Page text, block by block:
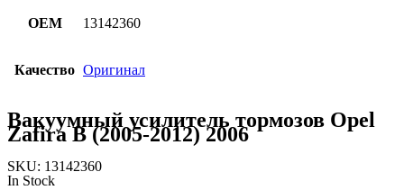
OEM 13142360
Качество Оригинал
Вакуумный усилитель тормозов Opel
Zafira B (2005-2012) 2006
SKU: 13142360
In Stock